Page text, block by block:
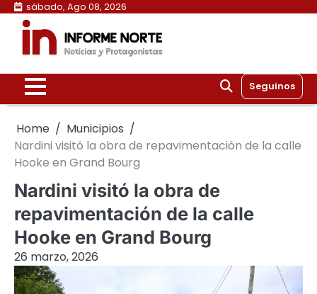
Skip
content
sábado, Ago 08, 2026
Seguinos
Home
Municipios
Nardini visitó la obra de repavimentación de la calle
Hooke en Grand Bourg
Nardini visitó la obra de
repavimentación de la calle
Hooke en Grand Bourg
26 marzo, 2026